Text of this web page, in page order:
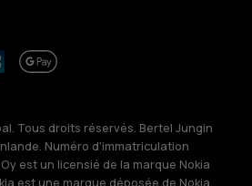
Tous droits réservés. Bertel Jungin
Numéro d'immatriculation
est un licensié de la marque Nokia